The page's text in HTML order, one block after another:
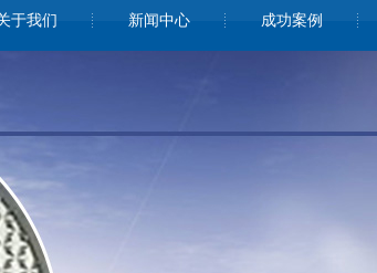
于我们 新闻中心 成功案例